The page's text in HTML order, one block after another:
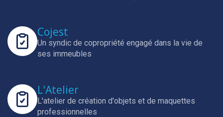
Cojest
Un syndic de copropriété engagé dans la vie de
ses immeubles
L'Atelier
L'atelier de création d'objets et de maquettes
professionnelles